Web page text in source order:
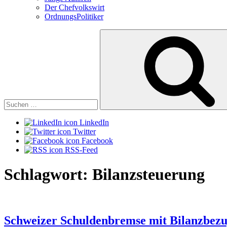
Der Chefvolkswirt
OrdnungsPolitiker
LinkedIn
Twitter
Facebook
RSS-Feed
Schlagwort: Bilanzsteuerung
Schweizer Schuldenbremse mit